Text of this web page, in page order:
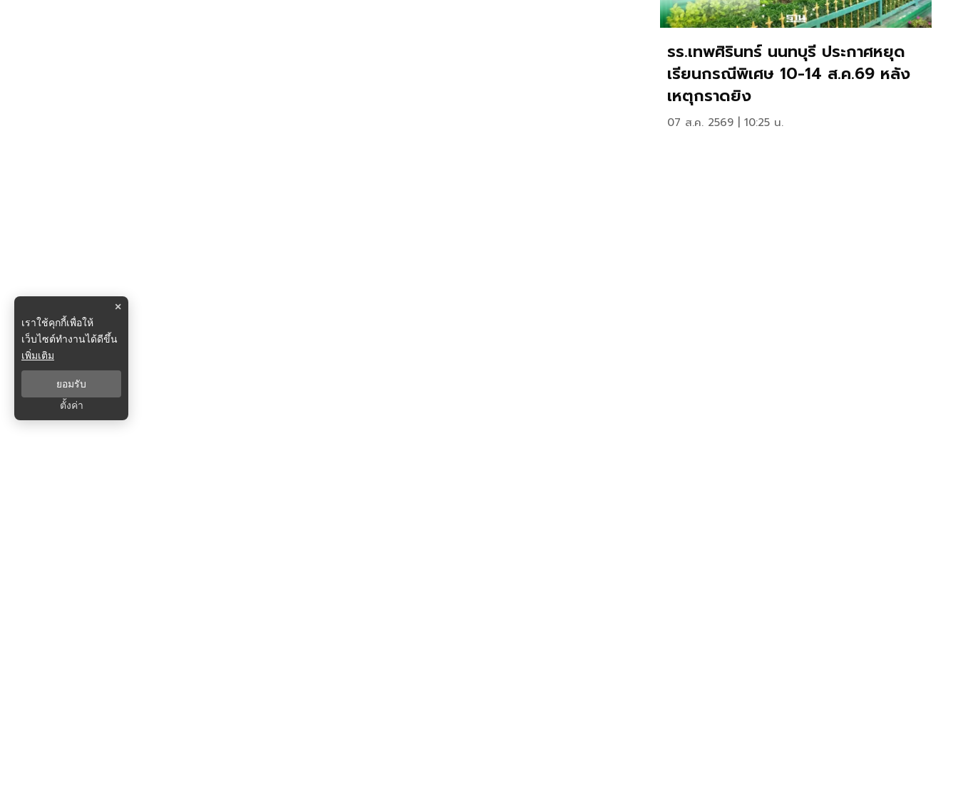
รร.เทพศิรินทร์ นนทบุรี ประกาศหยุด
เรียนกรณีพิเศษ 10-14 ส.ค.69 หลัง
เหตุกราดยิง
07 ส.ค. 2569 | 10:25 น.
×
เราใช้คุกกี้เพื่อให้
เว็บไซต์ทำงานได้ดีขึ้น
เพิ่มเติม
ยอมรับ
ตั้งค่า